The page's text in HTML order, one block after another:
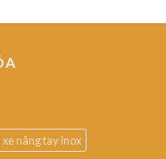
xe nâng tay inox